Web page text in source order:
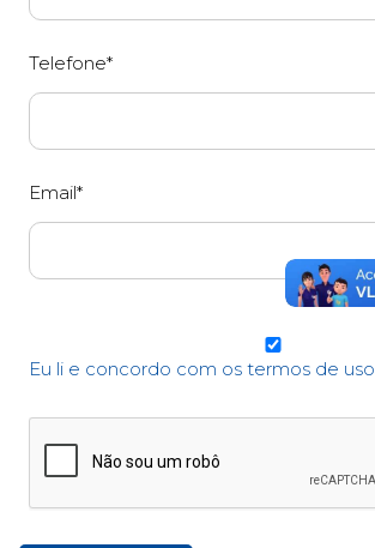
Telefone*
Email*
Eu li e concordo com os termos de uso